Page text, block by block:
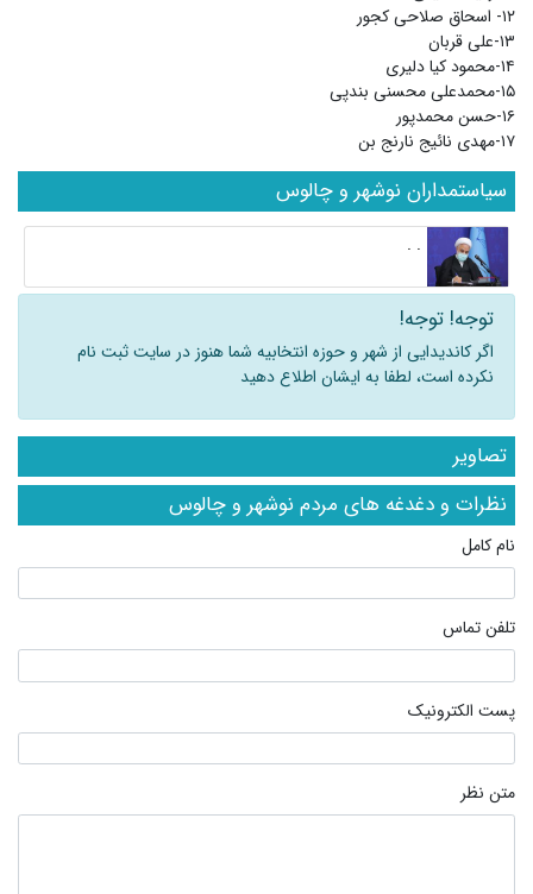
۱۲- اسحاق صلاحی کجور
۱۳-علی قربان
۱۴-محمود کیا دلیری
۱۵-محمدعلی محسنی بندپی
۱۶-حسن محمدپور
۱۷-مهدی نائیج نارنج بن
سیاستمداران نوشهر و چالوس
. .
توجه! توجه!
اگر کاندیدایی از شهر و حوزه انتخابیه شما هنوز در سایت ثبت نام
نکرده است، لطفا به ایشان اطلاع دهید
تصاویر
نظرات و دغدغه های مردم نوشهر و چالوس
نام کامل
تلفن تماس
پست الکترونیک
متن نظر